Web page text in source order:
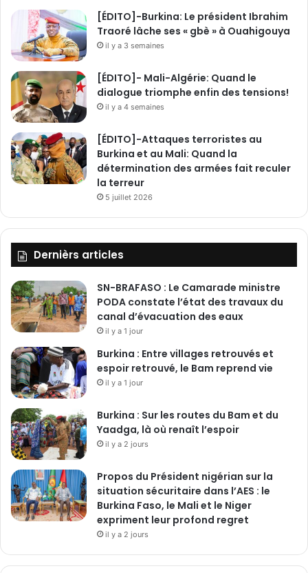
[ÉDITO]-Burkina: Le président Ibrahim
Traoré lâche ses « gbè » à Ouahigouya
il y a 3 semaines
[ÉDITO]- Mali-Algérie: Quand le
dialogue triomphe enfin des tensions!
il y a 4 semaines
[ÉDITO]-Attaques terroristes au
Burkina et au Mali: Quand la
détermination des armées fait reculer
la terreur
5 juillet 2026
Dernièrs articles
SN-BRAFASO : Le Camarade ministre
PODA constate l’état des travaux du
canal d’évacuation des eaux
il y a 1 jour
Burkina : Entre villages retrouvés et
espoir retrouvé, le Bam reprend vie
il y a 1 jour
Burkina : Sur les routes du Bam et du
Yaadga, là où renaît l’espoir
il y a 2 jours
Propos du Président nigérian sur la
situation sécuritaire dans l’AES : le
Burkina Faso, le Mali et le Niger
expriment leur profond regret
il y a 2 jours